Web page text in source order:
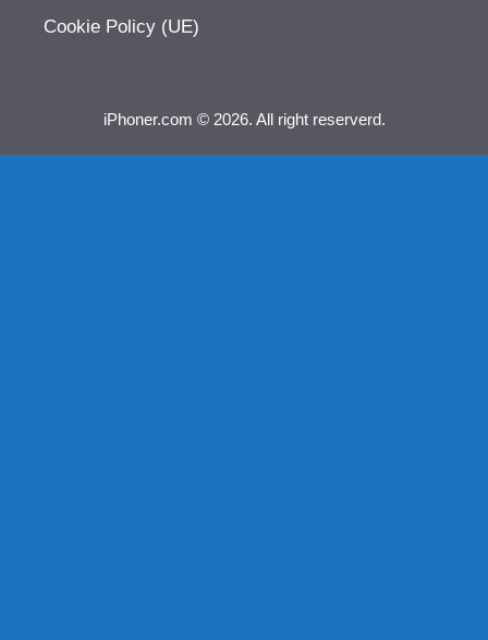
Cookie Policy (UE)
iPhoner.com © 2026. All right reserverd.